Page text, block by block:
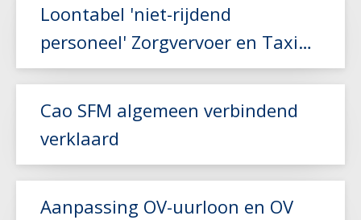
Loontabel 'niet-rijdend
personeel' Zorgvervoer en Taxi
aangepast
Cao SFM algemeen verbindend
verklaard
Aanpassing OV-uurloon en OV